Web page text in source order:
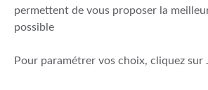
Politique de durabilité
Fonds de garantie des dépôts et de résolution
permettent de vous proposer la
possible
Pour paramétrer vos choix, cliquez sur